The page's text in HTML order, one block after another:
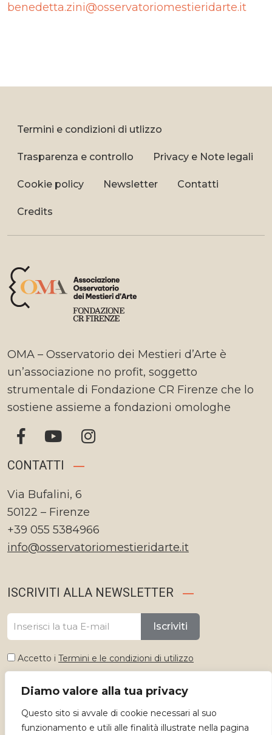
Diamo valore alla tua privacy
Questo sito si avvale di cookie necessari al suo
funzionamento e utili alle finalità illustrate nella pagina
benedetta.zini@osservatoriomestieridarte.it
Termini e condizioni di utlizzo
Trasparenza e controllo Privacy e Note legali
Cookie policy Newsletter Contatti
Credits
OMA – Osservatorio dei Mestieri d’Arte è
un’associazione no profit, soggetto
strumentale di Fondazione CR Firenze che lo
sostiene assieme a fondazioni omologhe
CONTATTI
Via Bufalini, 6
50122 – Firenze
+39 055 5384966
info@osservatoriomestieridarte.it
ISCRIVITI ALLA NEWSLETTER
Iscriviti
Accetto i Termini e le condizioni di utilizzo
Seleziona lingua
Italiano